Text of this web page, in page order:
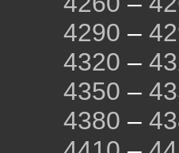
4290 –
4320 –
4350 –
4380 –